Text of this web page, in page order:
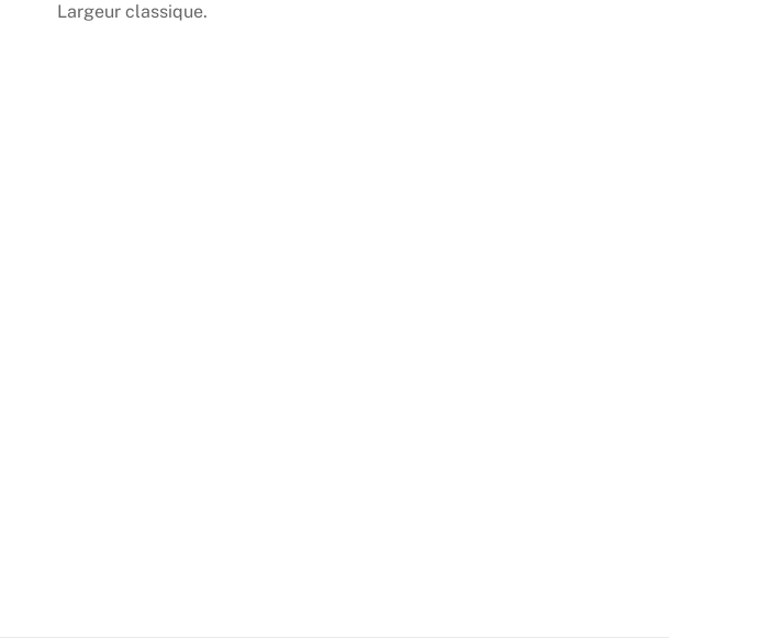
Largeur classique.